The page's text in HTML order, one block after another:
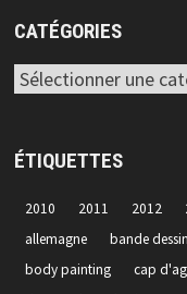
CATÉGORIES
Catégories
ÉTIQUETTES
2010 2011 2012
allemagne
bande
body painting
cap